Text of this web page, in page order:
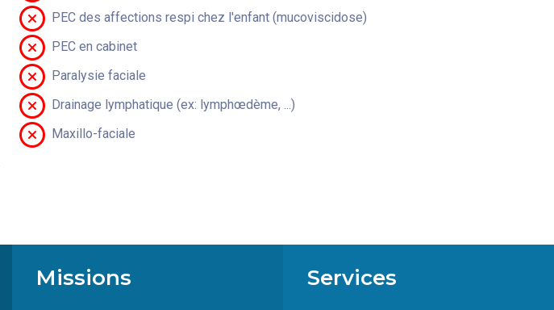
PEC des affections respi chez l'enfant (mucoviscidose)
PEC en cabinet
Paralysie faciale
Drainage lymphatique (ex: lymphœdème, ...)
Maxillo-faciale
Missions Services